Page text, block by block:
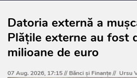
Datoria externă a
Plățile externe au fost
milioane de euro
07 Aug. 2026, 17:15 // Bănci şi Finanţe// Ursu